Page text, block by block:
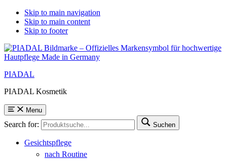
Skip to main navigation
Skip to main content
Skip to footer
PIADAL
PIADAL Kosmetik
Menu
Search for: Suchen
Gesichtspflege
nach Routine